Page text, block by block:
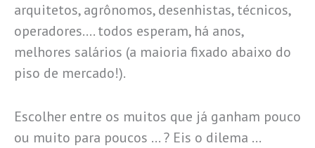
arquitetos, agrônomos, desenhistas, técnicos,
operadores…. todos esperam, há anos,
melhores salários (a maioria fixado abaixo do
piso de mercado!).
Escolher entre os muitos que já ganham pouco
ou muito para poucos … ? Eis o dilema …